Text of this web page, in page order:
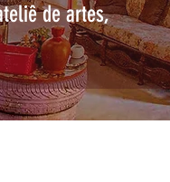
de artes,